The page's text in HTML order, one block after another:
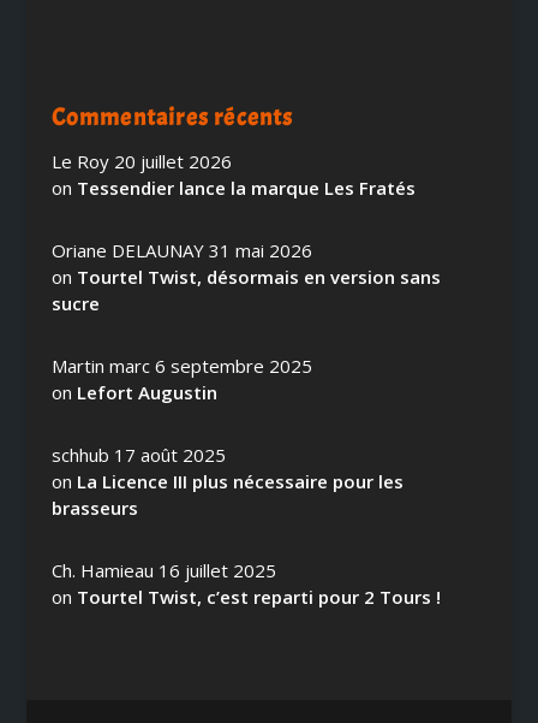
Commentaires récents
Le Roy 20 juillet 2026
on Tessendier lance la marque Les Fratés
Oriane DELAUNAY 31 mai 2026
on Tourtel Twist, désormais en version sans
sucre
Martin marc 6 septembre 2025
on Lefort Augustin
schhub 17 août 2025
on La Licence III plus nécessaire pour les
brasseurs
Ch. Hamieau 16 juillet 2025
on Tourtel Twist, c’est reparti pour 2 Tours !